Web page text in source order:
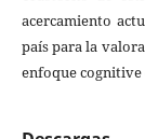
acercamiento
país para la
enfoque